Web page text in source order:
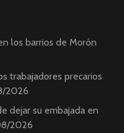
los barrios de Morón
trabajadores precarios
2026
dejar su embajada en
2026